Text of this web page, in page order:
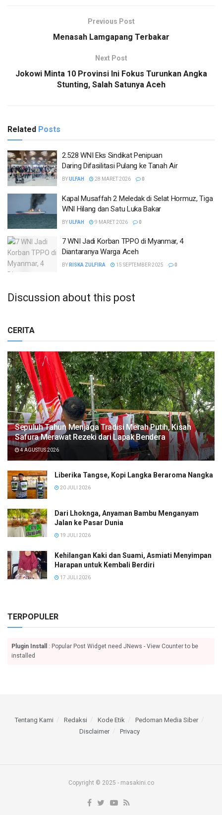
Previous Post
Menasah Lamgapang Terbakar
Next Post
Jokowi Minta 10 Provinsi Ini Fokus Turunkan Angka
Stunting, Salah Satunya Aceh
Related Posts
2.528 WNI Eks Sindikat Penipuan
Daring Difasilitasi Pulang ke Tanah Air
BYULFAH 28 MARET 2026 0
Kapal Musaffah 2 Meledak di Selat Hormuz, Tiga
WNI Hilang dan Satu Luka Bakar
BYULFAH 9 MARET 2026 0
7 WNI Jadi Korban TPPO di Myanmar, 4
Diantaranya Warga Aceh
BY RISKA ZULFIRA 15 SEPTEMBER 2025 0
Discussion about this post
CERITA
Sepuluh Tahun Menjaga Tradisi Merah Putih, Kisah
Safura Merawat Rezeki dari Lapak Bendera
4 AGUSTUS 2026
Liberika Tangse, Kopi Langka Beraroma Nangka
20 JULI 2026
Dari Lhoknga, Anyaman Bambu Menganyam
Jalan ke Pasar Dunia
19 JULI 2026
Kehilangan Kaki dan Suami, Asmiati Menyimpan
Harapan untuk Kembali Berdiri
17 JULI 2026
TERPOPULER
Plugin Install
: Popular Post Widget need JNews - View Counter to be
installed
Tentang Kami Redaksi Kode Etik
Pedoman Media Siber
Disclaimer
Privacy
Copyright © 2025 - masakini.co